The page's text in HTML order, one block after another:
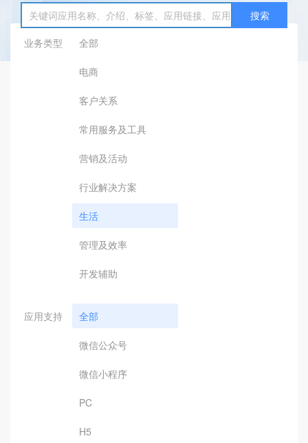
搜索
业务类型
全部
电商
客户关系
常用服务及工具
营销及活动
行业解决方案
生活
管理及效率
开发辅助
应用支持 全部
微信公众号
微信小程序
PC
H5